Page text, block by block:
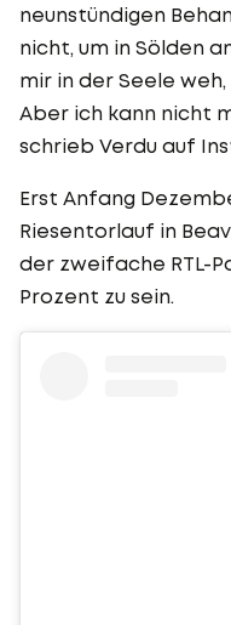
neunstündigen
nicht, um in Sölden
mir in der Seele
Aber ich kann nicht
schrieb Verdu auf
Erst Anfang
Riesentorlauf in
der zweifache RTL-
Prozent zu sein.